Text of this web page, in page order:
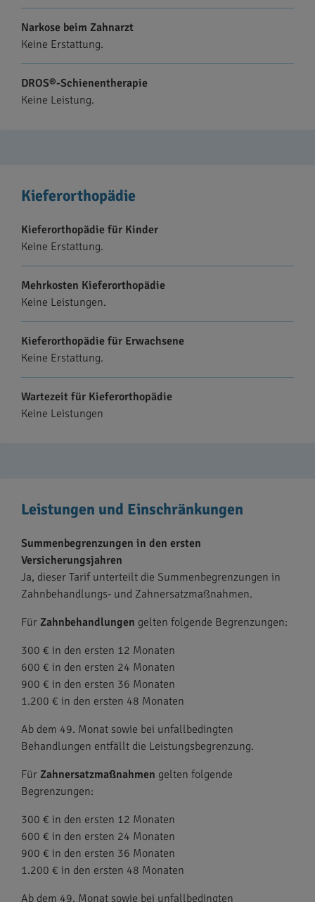
Narkose beim Zahnarzt
Keine Erstattung.
DROS®-Schienentherapie
Keine Leistung.
Kieferorthopädie
Kieferorthopädie für Kinder
Keine Erstattung.
Mehrkosten Kieferorthopädie
Keine Leistungen.
Kieferorthopädie für Erwachsene
Keine Erstattung.
Wartezeit für Kieferorthopädie
Keine Leistungen
Leistungen und Einschränkungen
Summenbegrenzungen in den ersten
Versicherungsjahren
Ja, dieser Tarif unterteilt die Summenbegrenzungen in
Zahnbehandlungs- und Zahnersatzmaßnahmen.
Für Zahnbehandlungen gelten folgende Begrenzungen:
300 € in den ersten 12 Monaten
600 € in den ersten 24 Monaten
900 € in den ersten 36 Monaten
1.200 € in den ersten 48 Monaten
Ab dem 49. Monat sowie bei unfallbedingten
Behandlungen entfällt die Leistungsbegrenzung.
Für Zahnersatzmaßnahmen gelten folgende
Begrenzungen:
300 € in den ersten 12 Monaten
600 € in den ersten 24 Monaten
900 € in den ersten 36 Monaten
1.200 € in den ersten 48 Monaten
Ab dem 49. Monat sowie bei unfallbedingten